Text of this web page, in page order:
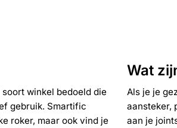
winkel bedoeld die
gebruik. Smartific
roker, maar ook vind je
Wat
Als je je
aansteker,
aan je